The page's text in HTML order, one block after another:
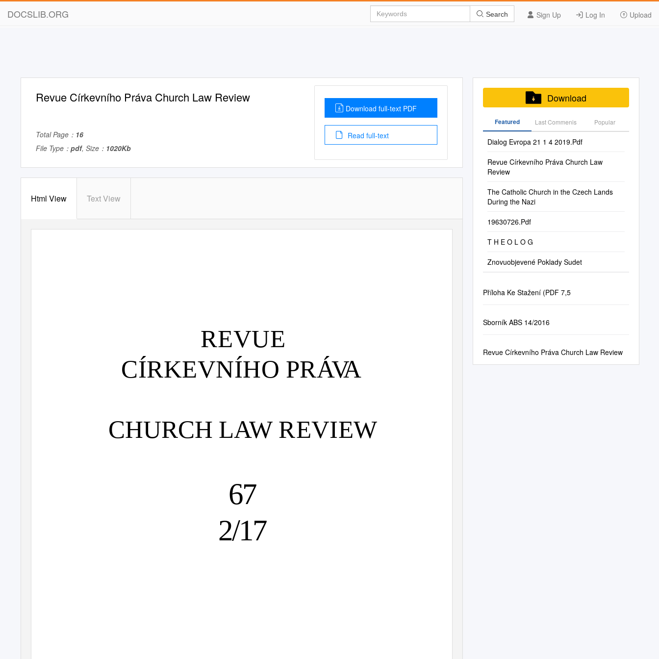
DOCSLIB.ORG Sign Up Log In Upload
Search
Revue Církevního Práva Church Law Review
Total Page： 16
File Type： pdf, Size： 1020Kb
Download full-text PDF
Read full-text
Html View Text View
REVUE
CÍRKEVNÍHO PRÁVA
CHURCH LAW REVIEW
67
2/17
Download
Featured Last Commenis Popular
Dialog Evropa 21 1 4 2019.Pdf
Revue Církevního Práva Church Law
Review
The Catholic Church in the Czech Lands
During the Nazi
19630726.Pdf
T H E O L O G
Znovuobjevené Poklady Sudet
Příloha Ke Stažení (PDF 7,5
Sborník ABS 14/2016
Revue Církevního Práva Church Law Review